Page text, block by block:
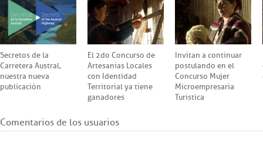
Secretos de la
Carretera Austral,
nuestra nueva
publicación
El 2do Concurso de
Artesanías Locales
con Identidad
Territorial ya tiene
ganadores
Invitan a continuar
postulando en el
Concurso Mujer
Microempresaria
Turística
Comentarios de los usuarios